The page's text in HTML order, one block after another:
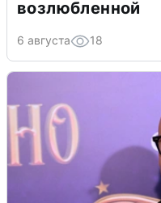
возлюбленной
6 августа 18